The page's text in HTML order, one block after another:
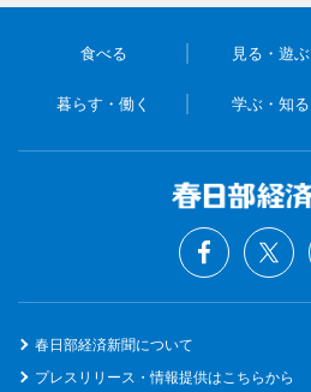
食べる 見る・遊ぶ
暮らす・働く 学ぶ・知る
春日部経済新聞について
プレスリリース・情報提供はこちらから